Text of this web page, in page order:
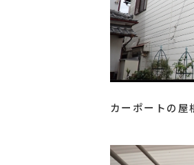
カーポートの屋